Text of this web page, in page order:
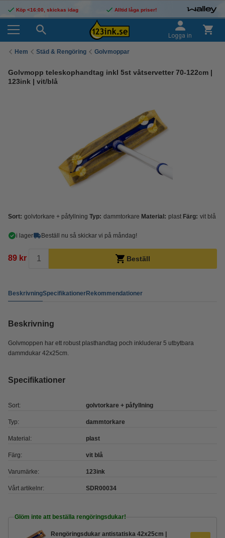
Köp <16:00, skickas idag Alltid låga priser!
Logga in
Hem Städ & Rengöring Golvmoppar
Golvmopp teleskophandtag inkl 5st våtservetter 70-122cm |
123ink | vit/blå
Sort: golvtorkare + påfyllning Typ: dammtorkare Material: plast Färg: vit blå
i lager Beställ nu så skickar vi på måndag!
89 kr Beställ
BeskrivningSpecifikationerRekommendationer
Beskrivning
Golvmoppen har ett robust plasthandtag poch inkluderar 5 utbytbara
dammdukar 42x25cm.
Specifikationer
Sort: golvtorkare + påfyllning
Typ: dammtorkare
Material: plast
Färg: vit blå
Varumärke: 123ink
Vårt artikelnr: SDR00034
Glöm inte att beställa rengöringsdukar!
Rengöringsdukar antistatiska 42x25cm |